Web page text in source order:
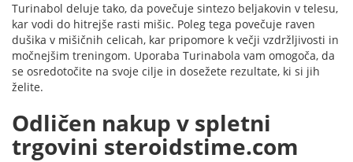
Turinabol deluje tako, da povečuje sintezo beljakovin v telesu,
kar vodi do hitrejše rasti mišic. Poleg tega povečuje raven
dušika v mišičnih celicah, kar pripomore k večji vzdržljivosti in
močnejšim treningom. Uporaba Turinabola vam omogoča, da
se osredotočite na svoje cilje in dosežete rezultate, ki si jih
želite.
Odličen nakup v spletni
trgovini steroidstime.com